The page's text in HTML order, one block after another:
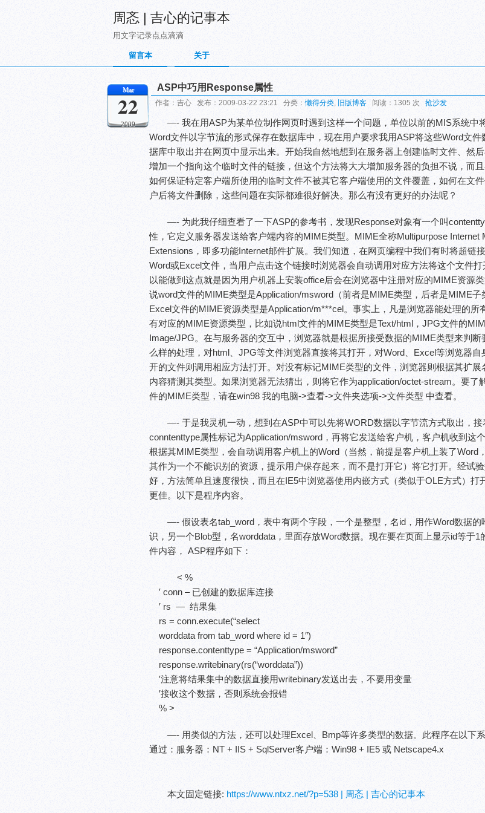
周忞 | 吉心的记事本
用文字记录点点滴滴
留言本 关于
Mar
22
2009
ASP中巧用Response属性
作者：吉心 发布：2009-03-22 23:21 分类：懒得分类, 旧版博客 阅读：1305 次 抢沙发
—- 我在用ASP为某单位制作网页时遇到这样一个问题，单位以前的MIS系统中
Word文件以字节流的形式保存在数据库中，现在用户要求我用ASP将这些Word文件
据库中取出并在网页中显示出来。开始我自然地想到在服务器上创建临时文件、然
增加一个指向这个临时文件的链接，但这个方法将大大增加服务器的负担不说，而
如何保证特定客户端所使用的临时文件不被其它客户端使用的文件覆盖，如何在文
户后将文件删除，这些问题在实际都难很好解决。那么有没有更好的办法呢？
—- 为此我仔细查看了一下ASP的参考书，发现Response对象有一个叫
性，它定义服务器发送给客户端内容的MIME类型。MIME全称Multipurpose Internet
Extensions，即多功能Internet邮件扩展。我们知道，在网页编程中我们有时将超链
Word或Excel文件，当用户点击这个链接时浏览器会自动调用对应方法将这个文件打
以能做到这点就是因为用户机器上安装office后会在浏览器中注册对应的MIME资源
说word文件的MIME类型是Application/msword（前者是MIME类型，后者是MIME子
Excel文件的MIME资源类型是Application/m***cel。事实上，凡是浏览器能处理的所
有对应的MIME资源类型，比如说html文件的MIME类型是Text/html，JPG文件的
Image/JPG。在与服务器的交互中，浏览器就是根据所接受数据的MIME类型来判断
么样的处理，对html、JPG等文件浏览器直接将其打开，对Word、Excel等浏览器自
开的文件则调用相应方法打开。对没有标记MIME类型的文件，浏览器则根据其扩展
内容猜测其类型。如果浏览器无法猜出，则将它作为application/octet-stream。要了
件的MIME类型，请在win98 我的电脑->查看->文件夹选项->文件类型 中查看。
—- 于是我灵机一动，想到在ASP中可以先将WORD数据以字节流方式取出，接
conntenttype属性标记为Application/msword，再将它发送给客户机，客户机收到这个
根据其MIME类型，会自动调用客户机上的Word（当然，前提是客户机上装了Word
其作为一个不能识别的资源，提示用户保存起来，而不是打开它）将它打开。经试
好，方法简单且速度很快，而且在IE5中浏览器使用内嵌方式（类似于OLE方式）打
更佳。以下是程序内容。
—- 假设表名tab_word，表中有两个字段，一个是整型，名id，用作Word数据的
识，另一个Blob型，名worddata，里面存放Word数据。现在要在页面上显示id等于1
件内容， ASP程序如下：
< %
′ conn – 已创建的数据库连接
′ rs — 结果集
rs = conn.execute(“select
worddata from tab_word where id = 1″)
response.contenttype = “Application/msword”
response.writebinary(rs(“worddata”))
′注意将结果集中的数据直接用writebinary发送出去，不要用变量
′接收这个数据，否则系统会报错
% >
—- 用类似的方法，还可以处理Excel、Bmp等许多类型的数据。此程序在以下
通过：服务器：NT + IIS + SqlServer客户端：Win98 + IE5 或 Netscape4.x
本文固定链接: https://www.ntxz.net/?p=538 | 周忞 | 吉心的记事本